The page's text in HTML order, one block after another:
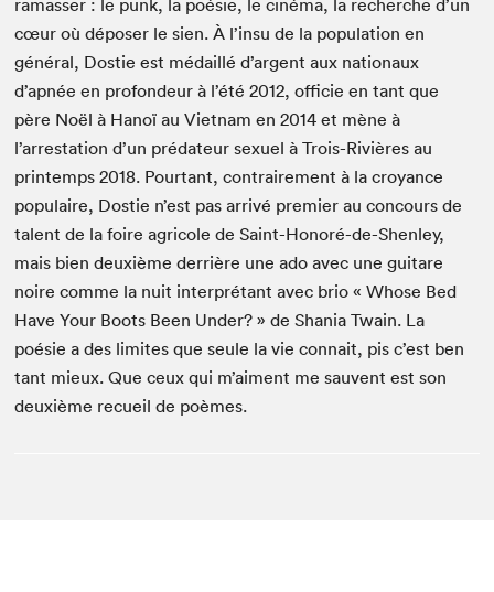
ramasser : le punk, la poésie, le cinéma, la recherche d’un
cœur où déposer le sien. À l’insu de la population en
général, Dostie est médaillé d’argent aux nationaux
d’apnée en profondeur à l’été 2012, officie en tant que
père Noël à Hanoï au Vietnam en 2014 et mène à
l’arrestation d’un prédateur sexuel à Trois-Rivières au
printemps 2018. Pourtant, contrairement à la croyance
populaire, Dostie n’est pas arrivé premier au concours de
talent de la foire agricole de Saint-Honoré-de-Shenley,
mais bien deuxième derrière une ado avec une guitare
noire comme la nuit interprétant avec brio « Whose Bed
Have Your Boots Been Under? » de Shania Twain. La
poésie a des limites que seule la vie connait, pis c’est ben
tant mieux. Que ceux qui m’aiment me sauvent est son
deuxième recueil de poèmes.